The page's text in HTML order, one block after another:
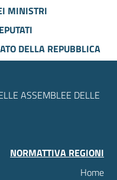
MINISTRI
DELLA REPUBBLICA
ASSEMBLEE DELLE
NORMATTIVA REGIONI
Home